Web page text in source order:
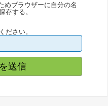
めブラウザーに自分の名
存する。
ださい。